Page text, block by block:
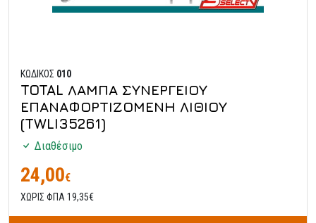
ΚΩΔΙΚΟΣ 010
TOTAL ΛΑΜΠΑ ΣΥΝΕΡΓΕΙΟΥ
ΕΠΑΝΑΦΟΡΤΙΖΟΜΕΝΗ ΛΙΘΙΟΥ
(TWLI35261)
Διαθέσιμο
24,00€
ΧΩΡΙΣ ΦΠΑ 19,35€